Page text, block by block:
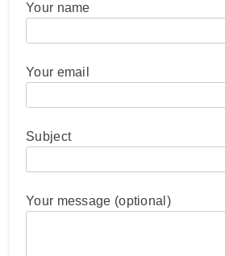
Your name
Your email
Subject
Your message (optional)